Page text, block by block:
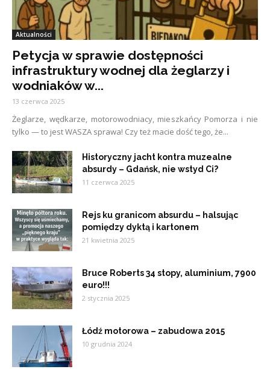
Aktualności
Petycja w sprawie dostępności
infrastruktury wodnej dla żeglarzy i
wodniaków w...
13 czerwca 2025
Żeglarze, wędkarze, motorowodniacy, mieszkańcy Pomorza i nie
tylko — to jest WASZA sprawa! Czy też macie dość tego, że...
Historyczny jacht kontra muzealne
absurdy – Gdańsk, nie wstyd Ci?
11 czerwca 2025
Rejs ku granicom absurdu – halsując
pomiędzy dyktą i kartonem
21 kwietnia 2025
Bruce Roberts 34 stopy, aluminium, 7900
euro!!!
2 stycznia 2025
Łódź motorowa – zabudowa 2015
10 grudnia 2024